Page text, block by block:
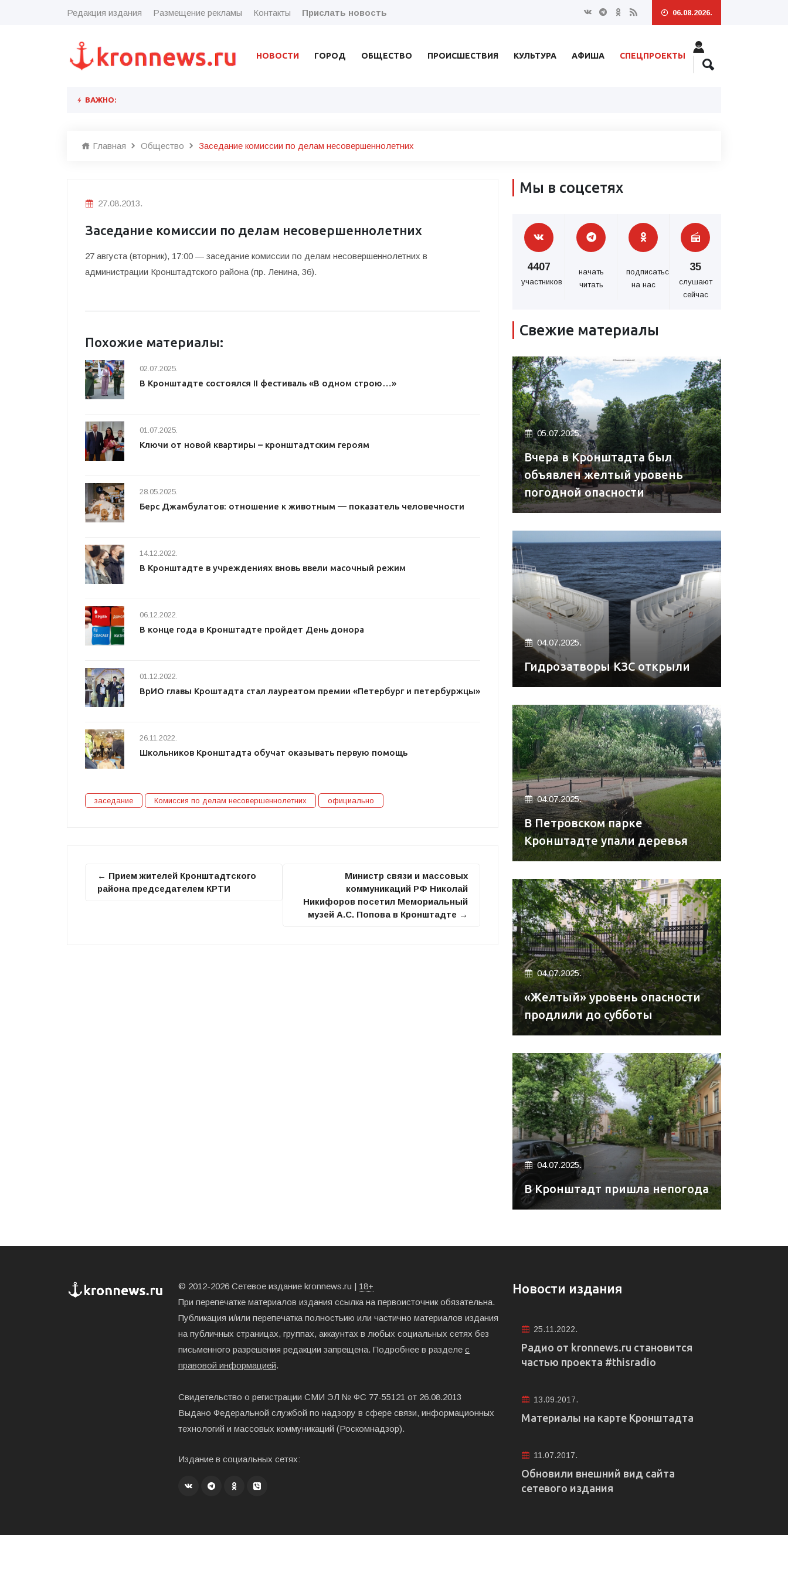
Редакция издания Размещение рекламы Контакты Прислать новость 06.08.2026.
НОВОСТИ ГОРОД ОБЩЕСТВО ПРОИСШЕСТВИЯ КУЛЬТУРА АФИША СПЕЦПРОЕКТЫ
ВАЖНО:
Главная Общество Заседание комиссии по делам несовершеннолетних
27.08.2013.
Заседание комиссии по делам несовершеннолетних
27 августа (вторник), 17:00 — заседание комиссии по делам несовершеннолетних в
администрации Кронштадтского района (пр. Ленина, 36).
Похожие материалы:
02.07.2025.
В Кронштадте состоялся II фестиваль «В одном строю…»
01.07.2025.
Ключи от новой квартиры – кронштадтским героям
28.05.2025.
Берс Джамбулатов: отношение к животным — показатель человечности
14.12.2022.
В Кронштадте в учреждениях вновь ввели масочный режим
06.12.2022.
В конце года в Кронштадте пройдет День донора
01.12.2022.
ВрИО главы Кроштадта стал лауреатом премии «Петербург и петербуржцы»
26.11.2022.
Школьников Кронштадта обучат оказывать первую помощь
заседание Комиссия по делам несовершеннолетних официально
← Прием жителей Кронштадтского
района председателем КРТИ
Министр связи и массовых
коммуникаций РФ Николай
Никифоров посетил Мемориальный
музей А.С. Попова в Кронштадте →
Мы в соцсетях
4407
участников
начать
читать
подписаться
на нас
35
слушают
сейчас
Свежие материалы
05.07.2025.
Вчера в Кронштадта был
объявлен желтый уровень
погодной опасности
04.07.2025.
Гидрозатворы КЗС открыли
04.07.2025.
В Петровском парке
Кронштадте упали деревья
04.07.2025.
«Желтый» уровень опасности
продлили до субботы
04.07.2025.
В Кронштадт пришла непогода
© 2012-2026 Сетевое издание kronnews.ru | 18+
При перепечатке материалов издания ссылка на первоисточник обязательна.
Публикация и/или перепечатка полностьию или частично материалов издания
на публичных страницах, группах, аккаунтах в любых социальных сетях без
письменного разрешения редакции запрещена. Подробнее в разделе с
правовой информацией.
Свидетельство о регистрации СМИ ЭЛ № ФС 77-55121 от 26.08.2013
Выдано Федеральной службой по надзору в сфере связи, информационных
технологий и массовых коммуникаций (Роскомнадзор).
Издание в социальных сетях:
Новости издания
25.11.2022.
Радио от kronnews.ru становится
частью проекта #thisradio
13.09.2017.
Материалы на карте Кронштадта
11.07.2017.
Обновили внешний вид сайта
сетевого издания